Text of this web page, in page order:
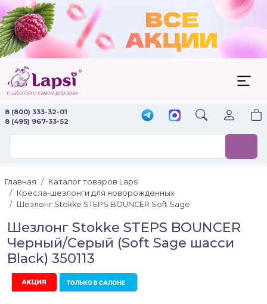
8 (800) 333-32-01
8 (495) 967-33-52
Главная
Каталог товаров Lapsi
Кресла-шезлонги для новорожденных
Шезлонг Stokke STEPS BOUNCER Soft Sage
Шезлонг Stokke STEPS BOUNCER
Черный/Серый (Soft Sage шасси
Black) 350113